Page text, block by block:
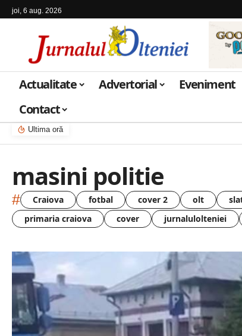
joi, 6 aug. 2026
Actualitate Advertorial Eveniment
Contact
Ultima oră
masini politie
# Craiova fotbal cover 2 olt
primaria craiova
cover jurnalulolteniei